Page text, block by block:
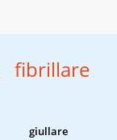
fibrillare
giullare